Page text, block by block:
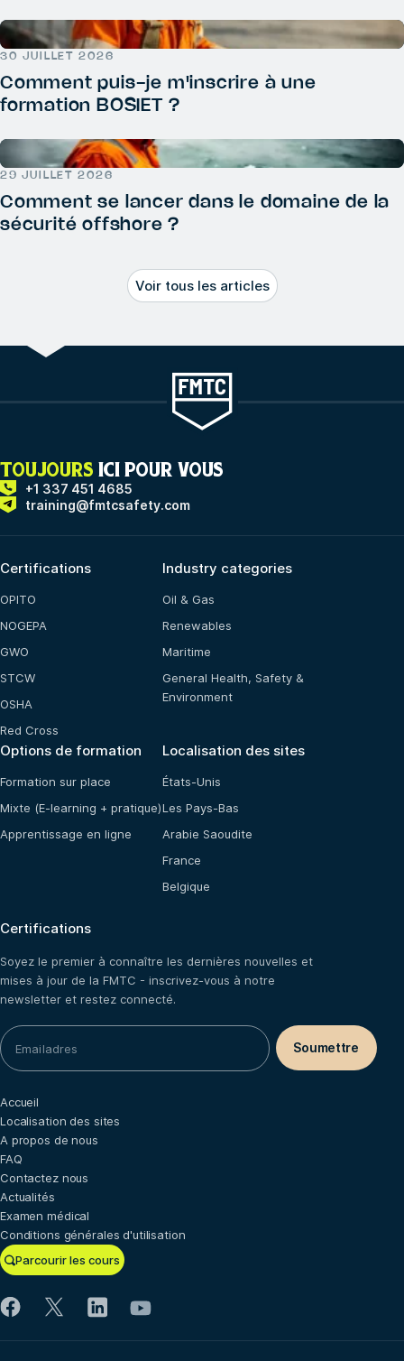
30 JUILLET 2026
Comment puis-je m'inscrire à une
formation BOSIET ?
29 JUILLET 2026
Comment se lancer dans le domaine de la
sécurité offshore ?
Voir tous les articles
TOUJOURS ICI POUR VOUS
+1 337 451 4685
training@fmtcsafety.com
Certifications
OPITO
NOGEPA
GWO
STCW
OSHA
Red Cross
Industry categories
Oil & Gas
Renewables
Maritime
General Health, Safety &
Environment
Options de formation
Formation sur place
Mixte (E-learning + pratique)
Apprentissage en ligne
Localisation des sites
États-Unis
Les Pays-Bas
Arabie Saoudite
France
Belgique
Certifications
Soyez le premier à connaître les dernières nouvelles et
mises à jour de la FMTC - inscrivez-vous à notre
newsletter et restez connecté.
Parcourir les cours
Accueil
Localisation des sites
A propos de nous
FAQ
Contactez nous
Actualités
Examen médical
Conditions générales d'utilisation